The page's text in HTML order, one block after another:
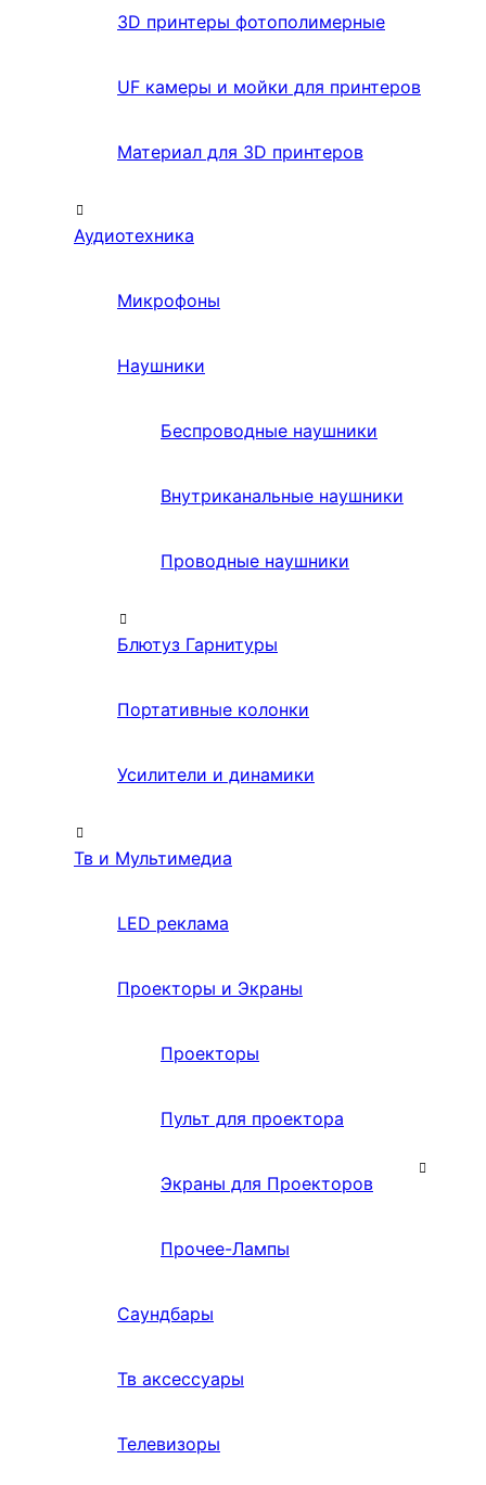
3D принтеры фотополимерные
UF камеры и мойки для принтеров
Материал для 3D принтеров
Аудиотехника
Микрофоны
Наушники
Беспроводные наушники
Внутриканальные наушники
Проводные наушники
Блютуз Гарнитуры
Портативные колонки
Усилители и динамики
Тв и Мультимедиа
LED реклама
Проекторы и Экраны
Проекторы
Пульт для проектора
Экраны для Проекторов
Прочее-Лампы
Саундбары
Тв аксессуары
Телевизоры